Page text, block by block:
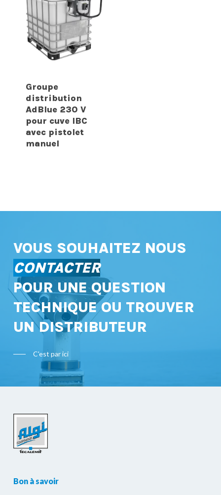
Groupe
distribution
AdBlue 230 V
pour cuve IBC
avec pistolet
manuel
VOUS SOUHAITEZ NOUS
CONTACTER
POUR UNE QUESTION
TECHNIQUE OU TROUVER
UN DISTRIBUTEUR
C'est par ici
Bon à savoir